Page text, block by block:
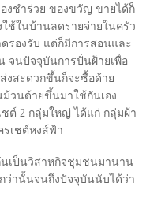
งชำร่วย ของขวัญ ขายได้ก็
ช้ในบ้านลดรายจ่ายในครัว
รองรับ แต่ก็มีการสอนและ
จนปัจจุบันการปั่นฝ้ายเพื่อ
งสะดวกขึ้นก็จะซื้อด้าย
ม้วนด้ายขึ้นมาใช้กันเอง
ต์ 2 กลุ่มใหญ่ ได้แก่ กลุ่มผ้า
เชต์หงส์ฟ้า
นเป็นวิสาหกิจชุมชนมานาน
ว่านั้นจนถึงปัจจุบันนับได้ว่า